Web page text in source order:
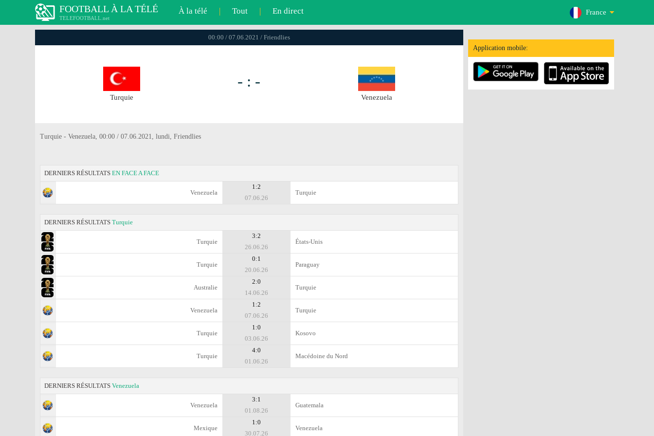
FOOTBALL À LA TÉLÉ
TELEFOOTBALL.net
À la télé | Tout | En direct France
Application mobile:
00:00 / 07.06.2021 / Friendlies
Turquie
- : -
Venezuela
Turquie - Venezuela, 00:00 / 07.06.2021, lundi, Friendlies
DERNIERS RÉSULTATS EN FACE A FACE
Venezuela
1:2
07.06.26
Turquie
DERNIERS RÉSULTATS Turquie
Turquie
3:2
26.06.26
États-Unis
Turquie
0:1
20.06.26
Paraguay
Australie
2:0
14.06.26
Turquie
Venezuela
1:2
07.06.26
Turquie
Turquie
1:0
03.06.26
Kosovo
Turquie
4:0
01.06.26
Macédoine du Nord
DERNIERS RÉSULTATS Venezuela
Venezuela
3:1
01.08.26
Guatemala
Mexique
1:0
30.07.26
Venezuela